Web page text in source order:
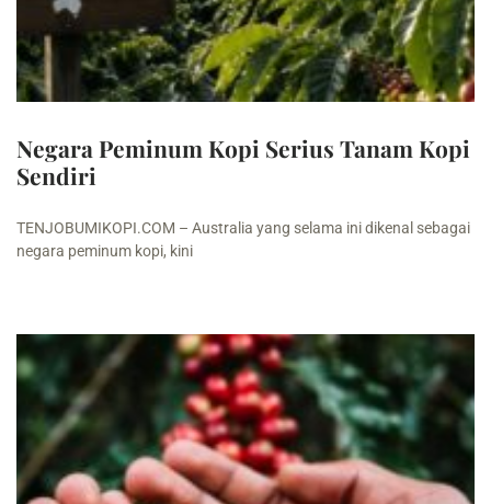
Negara Peminum Kopi Serius Tanam Kopi
Sendiri
TENJOBUMIKOPI.COM – Australia yang selama ini dikenal sebagai
negara peminum kopi, kini